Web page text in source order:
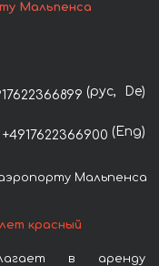
Мальпенса
(рус, De)
+4917622366900 (Eng)
Мальпенса
красный
в аренду